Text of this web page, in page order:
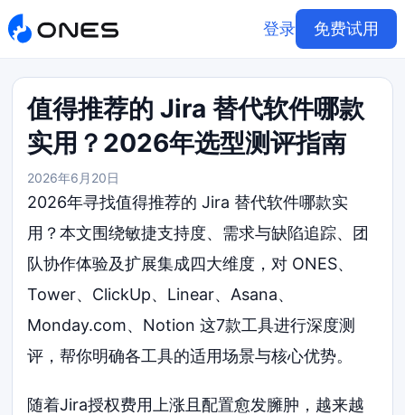
登录 免费试用
值得推荐的 Jira 替代软件哪款
实用？2026年选型测评指南
2026年6月20日
2026年寻找值得推荐的 Jira 替代软件哪款实
用？本文围绕敏捷支持度、需求与缺陷追踪、团
队协作体验及扩展集成四大维度，对 ONES、
Tower、ClickUp、Linear、Asana、
Monday.com、Notion 这7款工具进行深度测
评，帮你明确各工具的适用场景与核心优势。
随着Jira授权费用上涨且配置愈发臃肿，越来越